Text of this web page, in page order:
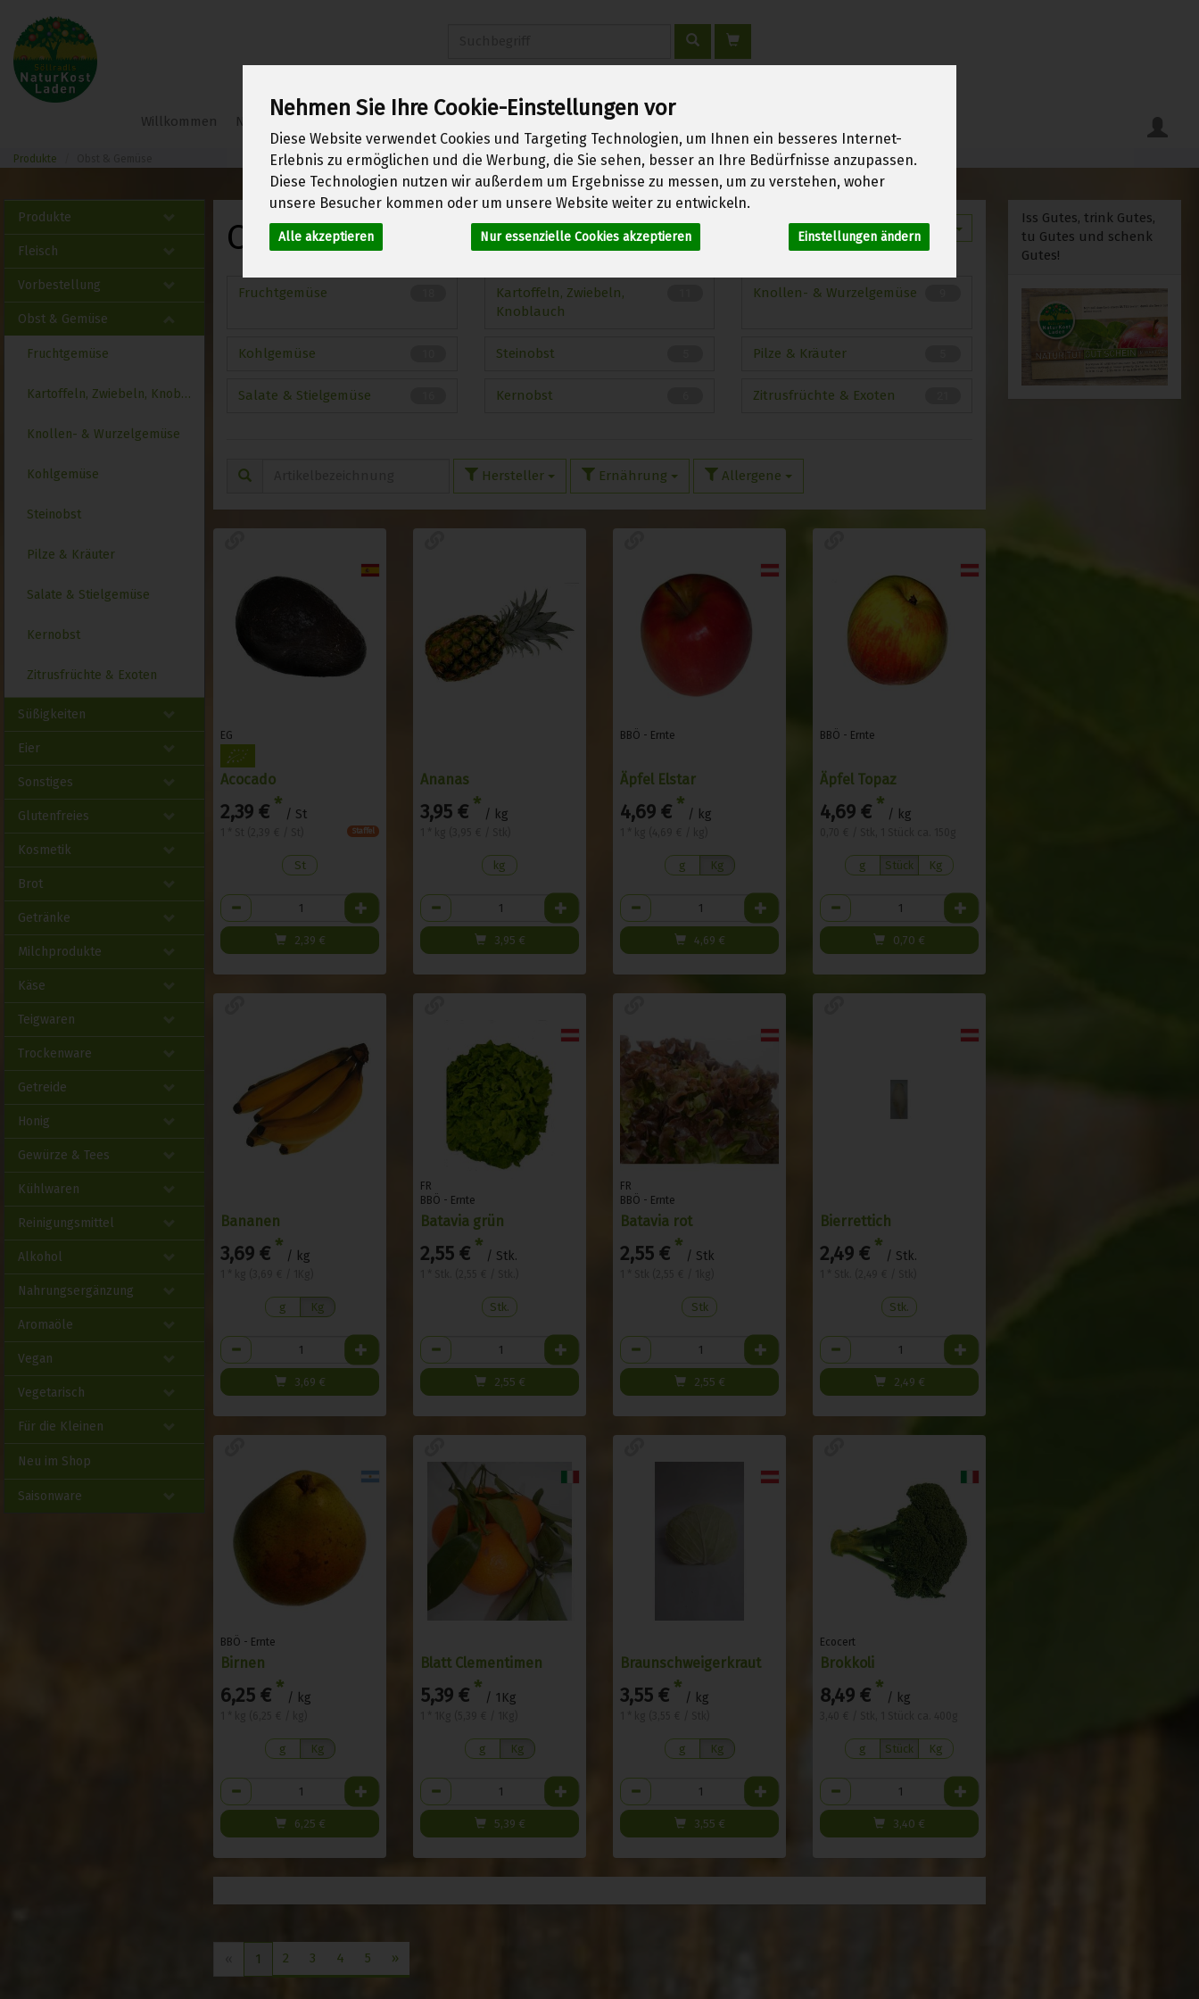
Nehmen Sie Ihre Cookie-Einstellungen vor
Diese Website verwendet Cookies und Targeting Technologien, um Ihnen ein besseres Internet-
Erlebnis zu ermöglichen und die Werbung, die Sie sehen, besser an Ihre Bedürfnisse anzupassen.
Diese Technologien nutzen wir außerdem um Ergebnisse zu messen, um zu verstehen, woher
unsere Besucher kommen oder um unsere Website weiter zu entwickeln.
Alle akzeptieren Nur essenzielle Cookies akzeptieren Einstellungen ändern
Webshop
Willkommen Neu im Shop
Produkte
Produkte
Fleisch
Vorbestellung
Obst & Gemüse
Fruchtgemüse
Kartoffeln, Zwiebeln, Knoblauch
Knollen- & Wurzelgemüse
Kohlgemüse
Steinobst
Pilze & Kräuter
Salate & Stielgemüse
Kernobst
Zitrusfrüchte & Exoten
Süßigkeiten
Eier
Sonstiges
Glutenfreies
Kosmetik
Brot
Getränke
Milchprodukte
Käse
Teigwaren
Trockenware
Getreide
Honig
Gewürze & Tees
Kühlwaren
Reinigungsmittel
Alkohol
Nahrungsergänzung
Aromaöle
Vegan
Vegetarisch
Für die Kleinen
Neu im Shop
Saisonware
Obst & Gemüse 101 von 1970
Fruchtgemüse
Kartoffeln, Zwiebeln,
Knoblauch
Knollen- & Wurzelgemüse
Kohlgemüse Steinobst Pilze & Kräuter
Salate & Stielgemüse Kernobst Zitrusfrüchte & Exoten
Hersteller Ernährung Allergene
EG
Acocado
2,39 € * / St
Staffel
St
Anzahl
2,39 €
Ananas
3,95 € * / kg
kg
Anzahl
3,95 €
BBÖ - Ernte
Äpfel Elstar
4,69 € * / kg
g Kg
Anzahl
4,69 €
BBÖ - Ernte
Äpfel Topaz
4,69 € * / kg
g Stück Kg
Anzahl
0,70 €
Bananen
3,69 € * / kg
g Kg
Anzahl
3,69 €
FR
BBÖ - Ernte
Batavia grün
2,55 € * / Stk.
Stk.
Anzahl
2,55 €
FR
BBÖ - Ernte
Batavia rot
2,55 € * / Stk
Stk
Anzahl
2,55 €
Bierrettich
2,49 € * / Stk.
Stk.
Anzahl
2,49 €
BBÖ - Ernte
Birnen
6,25 € * / kg
g Kg
Anzahl
6,25 €
Blatt Clementimen
5,39 € * / 1Kg
g Kg
Anzahl
5,39 €
Braunschweigerkraut
3,55 € * / kg
g Kg
Anzahl
3,55 €
Ecocert
Brokkoli
8,49 € * / kg
g Stück Kg
Anzahl
3,40 €
1 2 3 4 5 »
Iss Gutes, trink Gutes,
tu Gutes und schenk
Gutes!